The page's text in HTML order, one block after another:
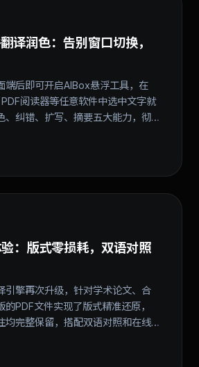
译润色：告别窗口切换，
端后即可开启AIBox悬浮工具，在
阅读器等任意软件中选中文字就
、纠错、扩写、摘要五大能力，彻
：版式零损耗，双语对照
引擎再次升级，针对学术论文、合
的PDF文件实现了版式精准还原，
均完整保留，搭配双语对照和在线